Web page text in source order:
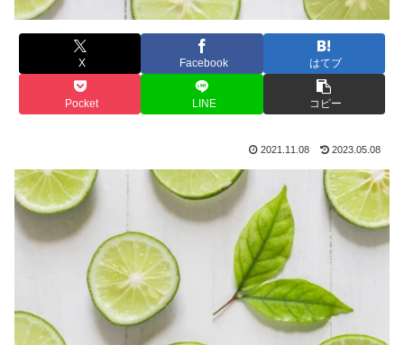
X Facebook はてブ
Pocket LINE コピー
2021.11.08 2023.05.08